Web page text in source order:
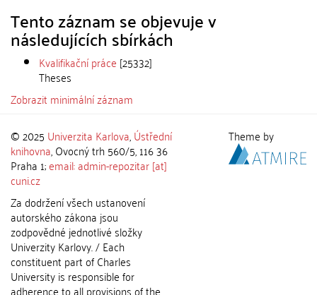
Tento záznam se objevuje v
následujících sbírkách
Kvalifikační práce [25332]
Theses
Zobrazit minimální záznam
© 2025 Univerzita Karlova,Ústřední
knihovna, Ovocný trh 560/5, 116 36
Praha 1;email: admin-repozitar [at]
cuni.cz
Za dodržení všech ustanovení
autorského zákona jsou
zodpovědné jednotlivé složky
Univerzity Karlovy. / Each
constituent part of Charles
University is responsible for
adherence to all provisions of the
Theme by